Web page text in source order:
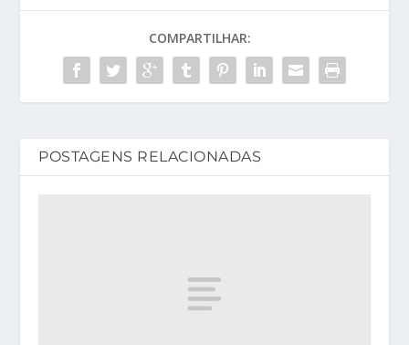
COMPARTILHAR:
POSTAGENS RELACIONADAS